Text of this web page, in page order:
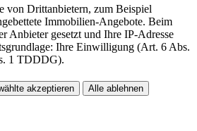
von Drittanbietern, zum Beispiel
Immobilien-Angebote. Beim
Anbieter gesetzt und Ihre IP-Adresse
Ihre Einwilligung (Art. 6 Abs.
1 TDDDG).
akzeptieren Alle ablehnen